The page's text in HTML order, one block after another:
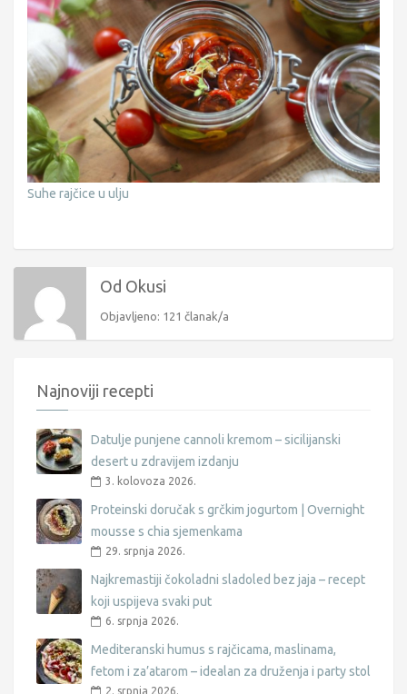
Suhe rajčice u ulju
Od Okusi
Objavljeno: 121 članak/a
Najnoviji recepti
Datulje punjene cannoli kremom – sicilijanski
desert u zdravijem izdanju
3. kolovoza 2026.
Proteinski doručak s grčkim jogurtom | Overnight
mousse s chia sjemenkama
29. srpnja 2026.
Najkremastiji čokoladni sladoled bez jaja – recept
koji uspijeva svaki put
6. srpnja 2026.
Mediteranski humus s rajčicama, maslinama,
fetom i za’atarom – idealan za druženja i party stol
2. srpnja 2026.